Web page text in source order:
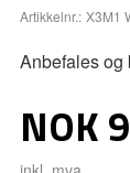
Next
Artikkelnr.: X3M1
Anbefales og
Pris
NOK